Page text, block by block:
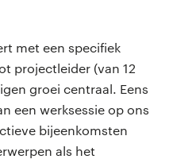
met een specifiek
projectleider (van 12
groei centraal. Eens
een werksessie op ons
bijeenkomsten
als het